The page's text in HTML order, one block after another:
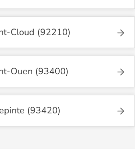
Cloud (92210)
Ouen (93400)
(93420)